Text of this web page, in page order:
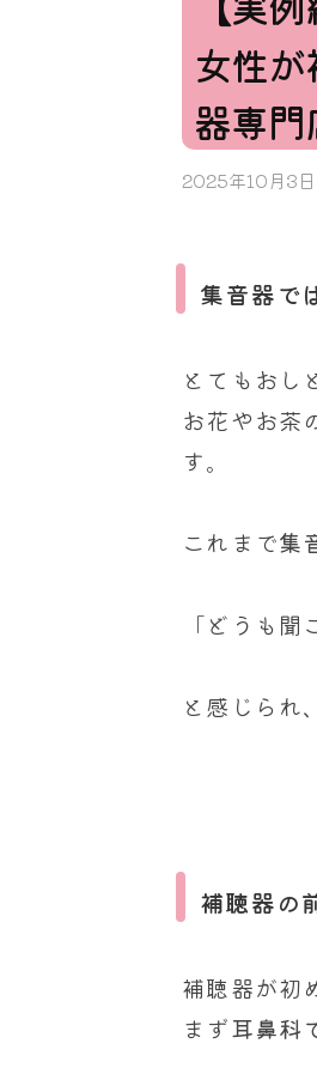
女性
器専
2025年10月3日
集音器で
とてもおし
お花やお茶
す。
これまで集
「どうも聞
と感じられ
補聴器の
補聴器が初
まず耳鼻科